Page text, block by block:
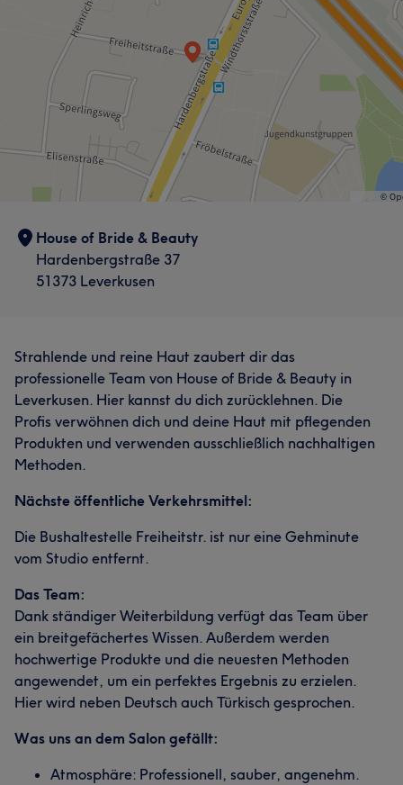
House of Bride & Beauty
Hardenbergstraße 37
51373 Leverkusen
Strahlende und reine Haut zaubert dir das
professionelle Team von House of Bride & Beauty in
Leverkusen. Hier kannst du dich zurücklehnen. Die
Profis verwöhnen dich und deine Haut mit pflegenden
Produkten und verwenden ausschließlich nachhaltigen
Methoden.
Nächste öffentliche Verkehrsmittel:
Die Bushaltestelle Freiheitstr. ist nur eine Gehminute
vom Studio entfernt.
Das Team:
Dank ständiger Weiterbildung verfügt das Team über
ein breitgefächertes Wissen. Außerdem werden
hochwertige Produkte und die neuesten Methoden
angewendet, um ein perfektes Ergebnis zu erzielen.
Hier wird neben Deutsch auch Türkisch gesprochen.
Was uns an dem Salon gefällt:
Atmosphäre: Professionell, sauber, angenehm.